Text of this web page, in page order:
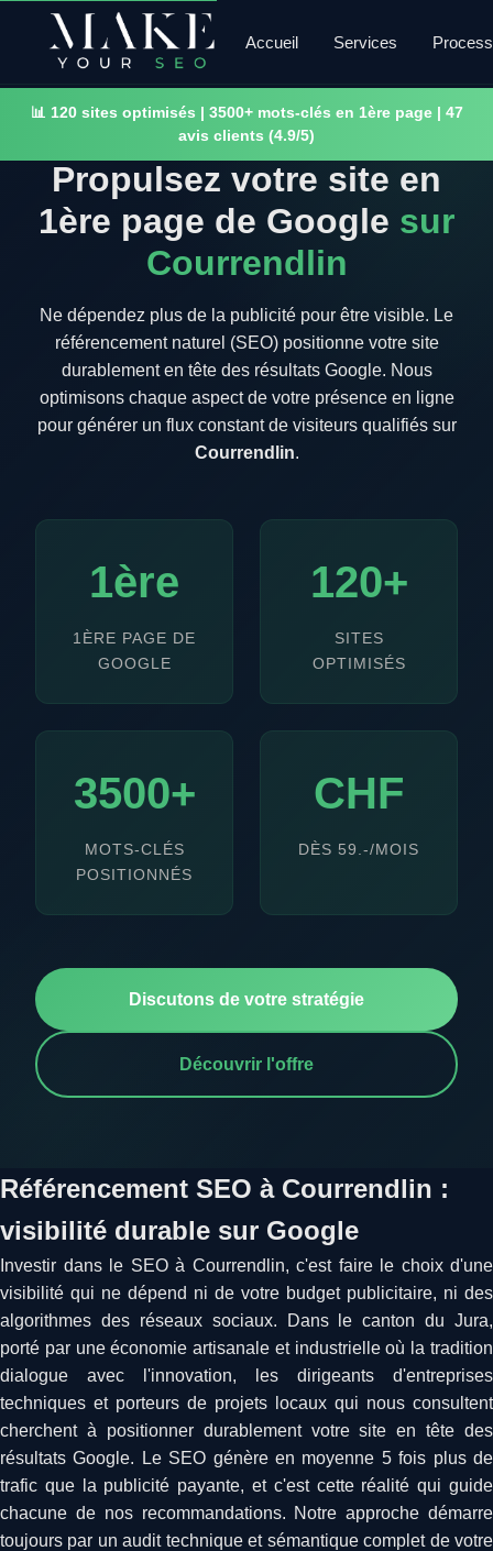
Accueil Services
📊 120 sites optimisés | 3500+ mots-clés en 1ère page | 47
avis clients (4.9/5)
Propulsez votre site en
1ère page de Google sur
Courrendlin
Ne dépendez plus de la publicité pour être visible. Le
référencement naturel (SEO) positionne votre site
durablement en tête des résultats Google. Nous
optimisons chaque aspect de votre présence en ligne
pour générer un flux constant de visiteurs qualifiés sur
Courrendlin.
1ère
1ÈRE PAGE DE
GOOGLE
120+
SITES
OPTIMISÉS
3500+
MOTS-CLÉS
POSITIONNÉS
CHF
DÈS 59.-/MOIS
Discutons de votre stratégie
Découvrir l'offre
Référencement SEO à Courrendlin :
visibilité durable sur Google
Investir dans le SEO à Courrendlin, c'est faire le choix d'une
visibilité qui ne dépend ni de votre budget publicitaire, ni des
algorithmes des réseaux sociaux. Dans le canton du Jura,
porté par une économie artisanale et industrielle où la tradition
dialogue avec l'innovation, les dirigeants d'entreprises
techniques et porteurs de projets locaux qui nous consultent
cherchent à positionner durablement votre site en tête des
résultats Google. Le SEO génère en moyenne 5 fois plus de
trafic que la publicité payante, et c'est cette réalité qui guide
chacune de nos recommandations. Notre approche démarre
toujours par un audit technique et sémantique complet de votre